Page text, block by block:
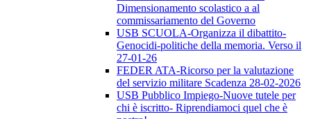
Dimensionamento scolastico a al
commissariamento del Governo
USB SCUOLA-Organizza il dibattito-
Genocidi-politiche della memoria. Verso il
27-01-26
FEDER ATA-Ricorso per la valutazione
del servizio militare Scadenza 28-02-2026
USB Pubblico Impiego-Nuove tutele per
chi è iscritto- Riprendiamoci quel che è